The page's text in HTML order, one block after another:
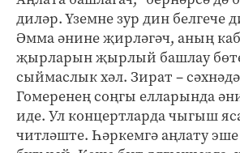
диләр. Үземне зур дин белгече
Әмма әнине җирләгәч, аның
җырларын җырлый башлау
сыймаслык хәл. Зират –
Гомеренең соңгы елларында
иде. Ул концертларда чыгыш
читләште. Һәркемгә аңлату